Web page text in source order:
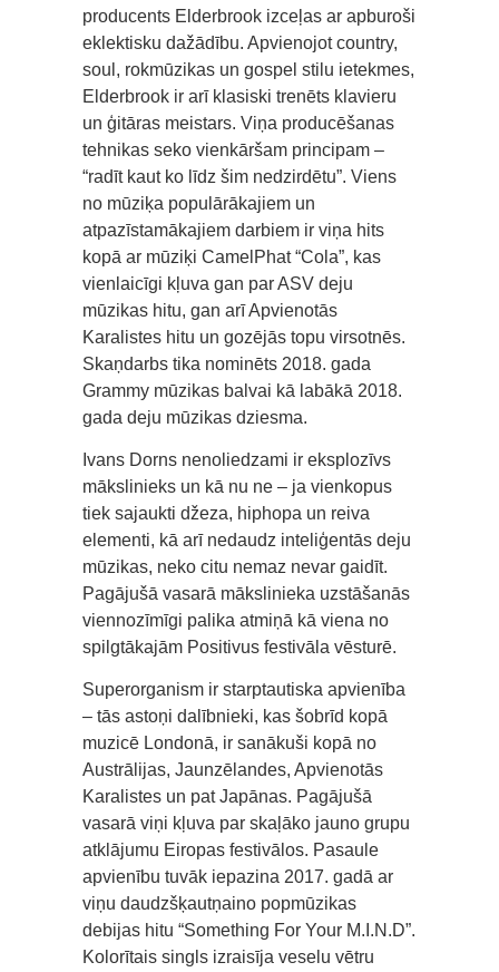
producents Elderbrook izceļas ar apburoši
eklektisku dažādību. Apvienojot country,
soul, rokmūzikas un gospel stilu ietekmes,
Elderbrook ir arī klasiski trenēts klavieru
un ģitāras meistars. Viņa producēšanas
tehnikas seko vienkāršam principam –
“radīt kaut ko līdz šim nedzirdētu”. Viens
no mūziķa populārākajiem un
atpazīstamākajiem darbiem ir viņa hits
kopā ar mūziķi CamelPhat “Cola”, kas
vienlaicīgi kļuva gan par ASV deju
mūzikas hitu, gan arī Apvienotās
Karalistes hitu un gozējās topu virsotnēs.
Skaņdarbs tika nominēts 2018. gada
Grammy mūzikas balvai kā labākā 2018.
gada deju mūzikas dziesma.
Ivans Dorns nenoliedzami ir eksplozīvs
mākslinieks un kā nu ne – ja vienkopus
tiek sajaukti džeza, hiphopa un reiva
elementi, kā arī nedaudz inteliģentās deju
mūzikas, neko citu nemaz nevar gaidīt.
Pagājušā vasarā mākslinieka uzstāšanās
viennozīmīgi palika atmiņā kā viena no
spilgtākajām Positivus festivāla vēsturē.
Superorganism ir starptautiska apvienība
– tās astoņi dalībnieki, kas šobrīd kopā
muzicē Londonā, ir sanākuši kopā no
Austrālijas, Jaunzēlandes, Apvienotās
Karalistes un pat Japānas. Pagājušā
vasarā viņi kļuva par skaļāko jauno grupu
atklājumu Eiropas festivālos. Pasaule
apvienību tuvāk iepazina 2017. gadā ar
viņu daudzšķautņaino popmūzikas
debijas hitu “Something For Your M.I.N.D”.
Kolorītais singls izraisīja veselu vētru